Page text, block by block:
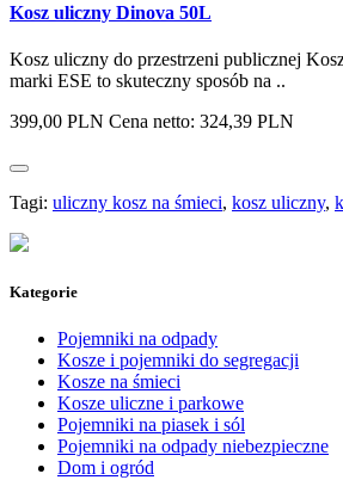
Kosz uliczny Dinova 50L
Kosz uliczny do przestrzeni publicznej
marki ESE to skuteczny sposób na ..
399,00 PLN Cena netto: 324,39 PLN
Tagi: uliczny kosz na śmieci, kosz uliczny,
Kategorie
Pojemniki na odpady
Kosze i pojemniki do segregacji
Kosze na śmieci
Kosze uliczne i parkowe
Pojemniki na piasek i sól
Pojemniki na odpady niebezpieczne
Dom i ogród